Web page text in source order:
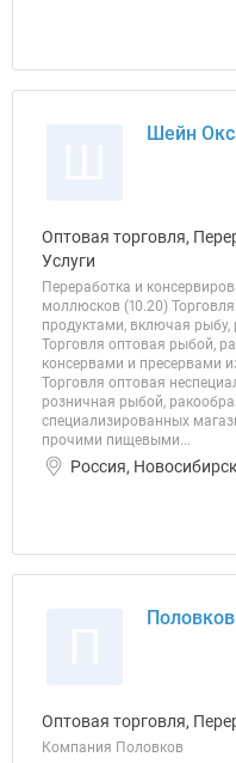
Шейн
Оптовая торговля,
Услуги
Переработка и
моллюсков (10.20)
продуктами, включая
Торговля оптовая рыбой,
консервами и пресервами
Торговля оптовая
розничная рыбой,
специализированных
прочими пищевыми...
Россия,
Оптовая торговля,
Компания Половков